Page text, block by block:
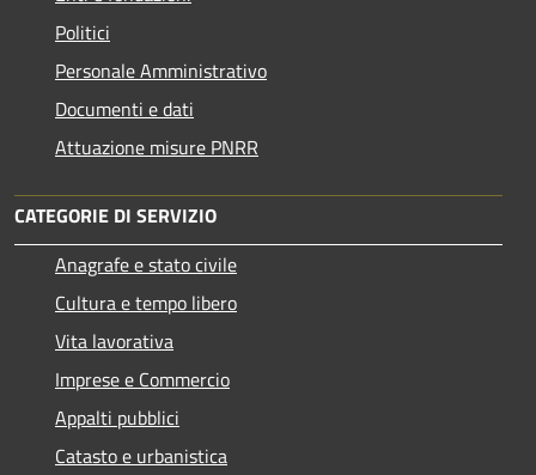
Politici
Personale Amministrativo
Documenti e dati
Attuazione misure PNRR
CATEGORIE DI SERVIZIO
Anagrafe e stato civile
Cultura e tempo libero
Vita lavorativa
Imprese e Commercio
Appalti pubblici
Catasto e urbanistica